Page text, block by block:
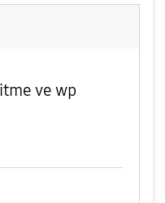
ve wp